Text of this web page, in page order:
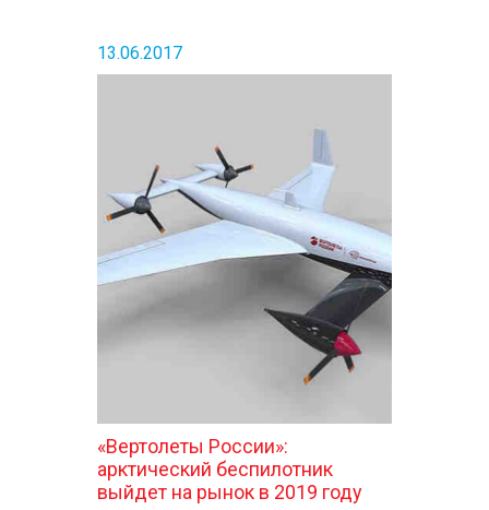
13.06.2017
«Вертолеты России»:
арктический беспилотник
выйдет на рынок в 2019 году